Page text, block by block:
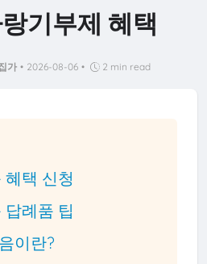
기부제 혜택
가 • 2026-08-06 • 2 min read
택 신청
례품 팁
이란?